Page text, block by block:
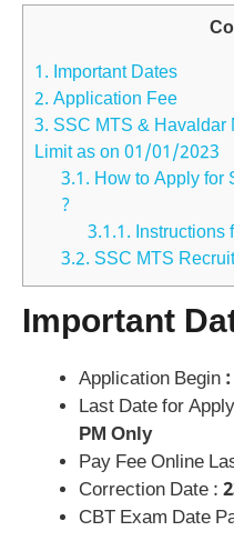
1. Important Dates
2. Application Fee
3. SSC MTS &
Limit as on 01/01/2023
3.1. How to Apply for
?
3.1.1. Instructions
3.2. SSC MTS
Important
Application Begin
Last Date for
PM Only
Pay Fee Online
Correction Date :
CBT Exam Date